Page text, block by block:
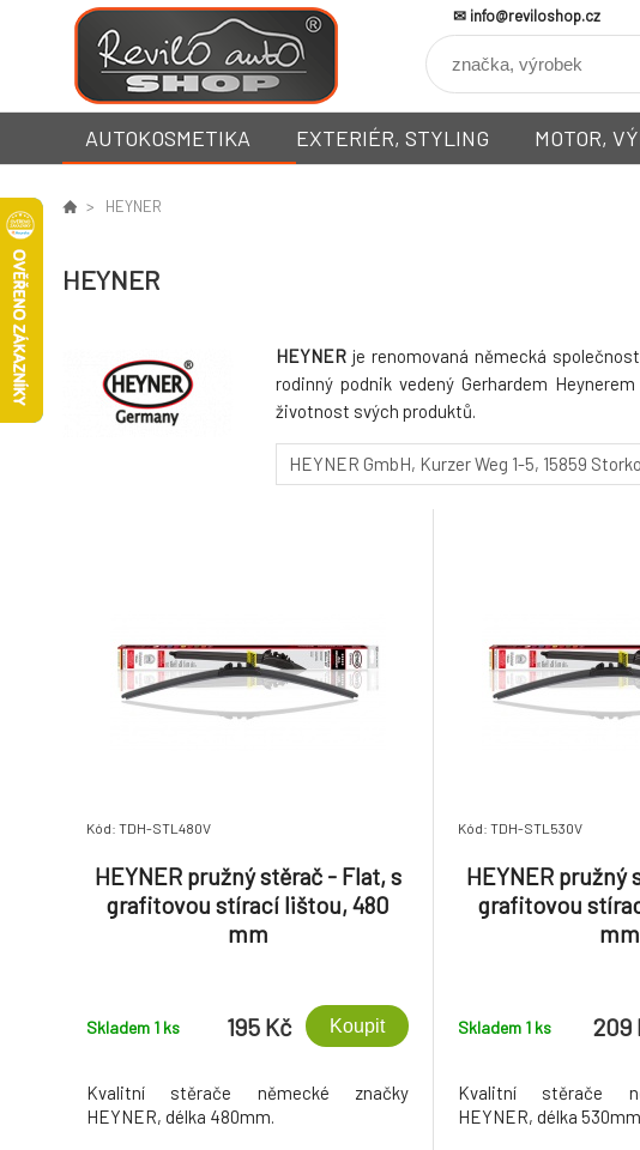
info@reviloshop.cz
AUTOKOSMETIKA EXTERIÉR, STYLING MOTOR,
HEYNER
HEYNER
HEYNER je renomovaná německá
rodinný podnik vedený Gerhardem
životnost svých produktů.
HEYNER GmbH Kurzer Weg 1-5, 15859
Kód: TDH-STL480V
HEYNER pružný stěrač - Flat, s
grafitovou stírací lištou, 480
mm
Skladem 1 ks 195 Kč Koupit
Kvalitní stěrače německé značky
HEYNER, délka 480mm.
Kód: TDH-STL530V
HEYNER pružný
grafitovou
mm
Skladem 1 ks 209
Kvalitní stěrače
HEYNER, délka